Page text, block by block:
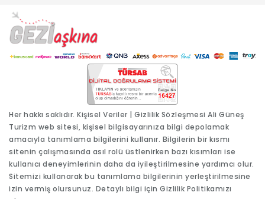
Her hakkı saklıdır. Kişisel Veriler | Gizlilik Sözleşmesi Ali Güneş
Turizm web sitesi, kişisel bilgisayarınıza bilgi depolamak
amacıyla tanımlama bilgilerini kullanır. Bilgilerin bir kısmı
sitenin çalışmasında asıl rolü üstlenirken bazı kısımları ise
kullanıcı deneyimlerinin daha da iyileştirilmesine yardımcı olur.
Sitemizi kullanarak bu tanımlama bilgilerinin yerleştirilmesine
izin vermiş olursunuz. Detaylı bilgi için Gizlilik Politikamızı